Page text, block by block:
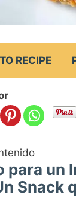
RECIPE
para un
Snack